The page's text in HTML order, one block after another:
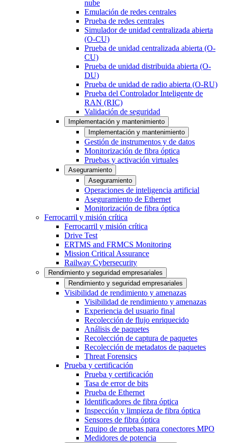
nube
Emulación de redes centrales
Prueba de redes centrales
Simulador de unidad centralizada abierta
(O-CU)
Prueba de unidad centralizada abierta (O-
CU)
Prueba de unidad distribuida abierta (O-
DU)
Prueba de unidad de radio abierta (O-RU)
Prueba del Controlador Inteligente de
RAN (RIC)
Validación de seguridad
Implementación y mantenimiento
Implementación y mantenimiento
Gestión de instrumentos y de datos
Monitorización de fibra óptica
Pruebas y activación virtuales
Aseguramiento
Aseguramiento
Operaciones de inteligencia artificial
Aseguramiento de Ethernet
Monitorización de fibra óptica
Ferrocarril y misión crítica
Ferrocarril y misión crítica
Drive Test
ERTMS and FRMCS Monitoring
Mission Critical Assurance
Railway Cybersecurity
Rendimiento y seguridad empresariales
Rendimiento y seguridad empresariales
Visibilidad de rendimiento y amenazas
Visibilidad de rendimiento y amenazas
Experiencia del usuario final
Recolección de flujo enriquecido
Análisis de paquetes
Recolección de captura de paquetes
Recolección de metadatos de paquetes
Threat Forensics
Prueba y certificación
Prueba y certificación
Tasa de error de bits
Prueba de Ethernet
Identificadores de fibra óptica
Inspección y limpieza de fibra óptica
Sensores de fibra óptica
Equipo de pruebas para conectores MPO
Medidores de potencia